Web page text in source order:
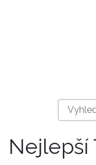
Nejlepší